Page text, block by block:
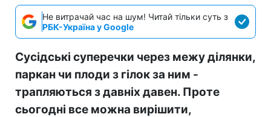
Не витрачай час на шум! Читай тільки суть з
РБК-Україна у Google
Сусідські суперечки через межу ділянки,
паркан чи плоди з гілок за ним -
трапляються з давніх давен. Проте
сьогодні все можна вирішити,